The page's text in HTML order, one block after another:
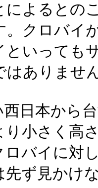
によるとの
。クロバイ
といっても
はありませ
西日本から
小さく高
ロバイに対
先ず見かけ